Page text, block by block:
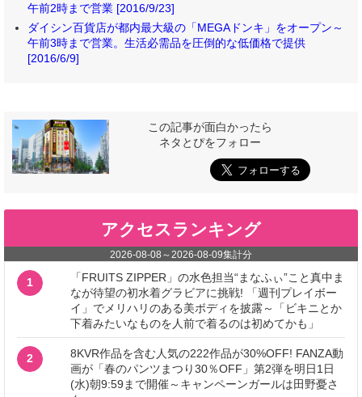
午前2時まで営業 [2016/9/23]
ダイシン百貨店が都内最大級の「MEGAドンキ」をオープン～
午前3時まで営業。生活必需品を圧倒的な低価格で提供
[2016/6/9]
この記事が面白かったら
ネタとぴをフォロー
アクセスランキング
2026-08-08 ～ 2026-08-09集計分
1
「FRUITS ZIPPER」の水色担当“まなふぃ”こと真中ま
なが待望の初水着グラビアに挑戦! 「週刊プレイボー
イ」でメリハリのある美ボディを披露～「ビキニとか
下着みたいなものを人前で着るのは初めてかも」
2
8KVR作品を含む人気の222作品が30%OFF! FANZA動
画が「春のパンツまつり30％OFF」第2弾を明日1日
(水)朝9:59まで開催～キャンペーンガールは田野憂さ